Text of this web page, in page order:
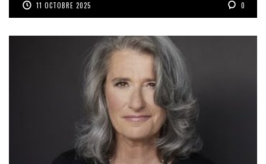
11 OCTOBRE 2025 0